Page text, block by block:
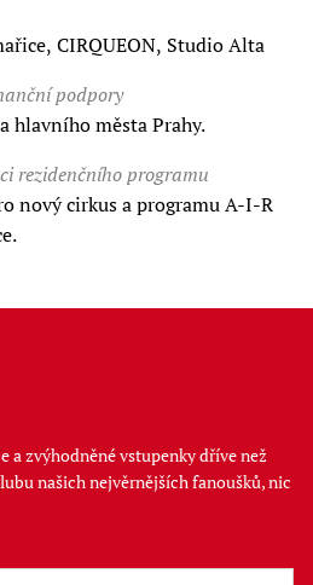
CIRQUEON, Studio Alta
podpory
hlavního města Prahy.
rezidenčního programu
nový cirkus a programu A-I-R
zvýhodněné vstupenky dříve než
našich nejvěrnějších fanoušků, nic